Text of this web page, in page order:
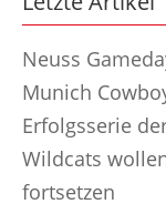
Neuss
Munich
Erfolgsserie
Wildcats
fortsetzen